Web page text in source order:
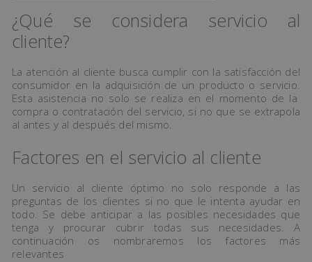
¿Qué se considera servicio al
cliente?
La atención al cliente busca cumplir con la satisfacción del
consumidor en la adquisición de un producto o servicio.
Esta asistencia no solo se realiza en el momento de la
compra o contratación del servicio, si no que se extrapola
al antes y al después del mismo.
Factores en el servicio al cliente
Un servicio al cliente óptimo no solo responde a las
preguntas de los clientes si no que le intenta ayudar en
todo. Se debe anticipar a las posibles necesidades que
tenga y procurar cubrir todas sus necesidades. A
continuación os nombraremos los factores más
relevantes